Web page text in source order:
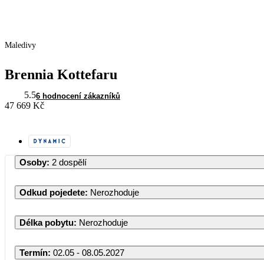
Maledivy
Brennia Kottefaru
5.56 hodnocení zákazníků
47 669 Kč
Osoby: 2 dospělí
Odkud pojedete: Nerozhoduje
Délka pobytu: Nerozhoduje
Termín: 02.05 - 08.05.2027